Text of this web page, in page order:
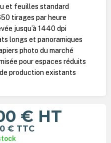
et feuilles standard
tirages par heure
jusqu’à 1440 dpi
longs et panoramiques
photo du marché
pour espaces réduits
production existants
€ HT
€ TTC